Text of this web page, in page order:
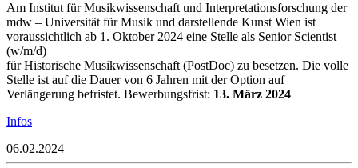
Am Institut für Musikwissenschaft und Interpretationsforschung der
mdw – Universität für Musik und darstellende Kunst Wien ist
voraussichtlich ab 1. Oktober 2024 eine Stelle als Senior Scientist
(w/m/d)
für Historische Musikwissenschaft (PostDoc) zu besetzen. Die volle
Stelle ist auf die Dauer von 6 Jahren mit der Option auf
Verlängerung befristet. Bewerbungsfrist: 13. März 2024
Infos
06.02.2024